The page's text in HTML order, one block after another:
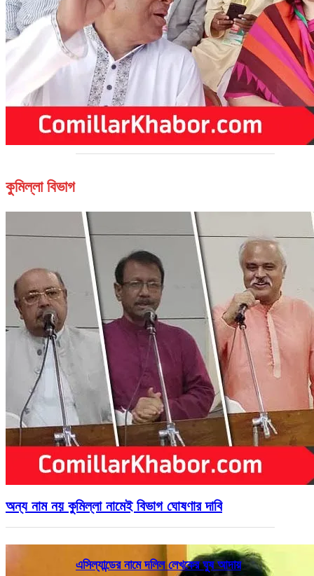
কুমিল্লা বিভাগ
অন্য নাম নয় কুমিল্লা নামেই বিভাগ ঘোষণার দাবি
এসিল্যান্ডের নামে দলিল লেখকের ঘুষ আদায়